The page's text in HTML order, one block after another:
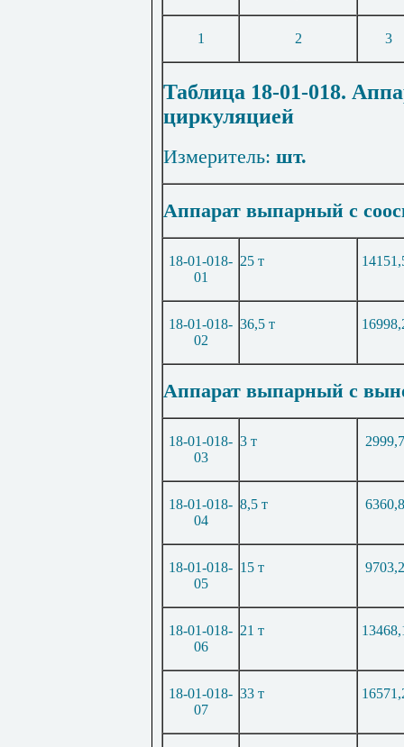
1 2 3
Таблица 18-01-018.
циркуляцией
Измеритель: шт.
Аппарат выпарный с
18-01-018-
01
25 т
18-01-018-
02
36,5 т
Аппарат выпарный с
18-01-018-
03
3 т
18-01-018-
04
8,5 т
18-01-018-
05
15 т
18-01-018-
06
21 т
18-01-018-
07
33 т